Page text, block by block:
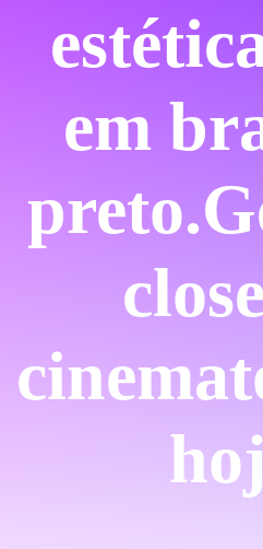
em
preto.